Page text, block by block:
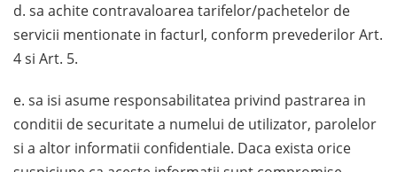
d. sa achite contravaloarea tarifelor/pachetelor de
servicii mentionate in facturI, conform prevederilor Art.
4 si Art. 5.
e. sa isi asume responsabilitatea privind pastrarea in
conditii de securitate a numelui de utilizator, parolelor
si a altor informatii confidentiale. Daca exista orice